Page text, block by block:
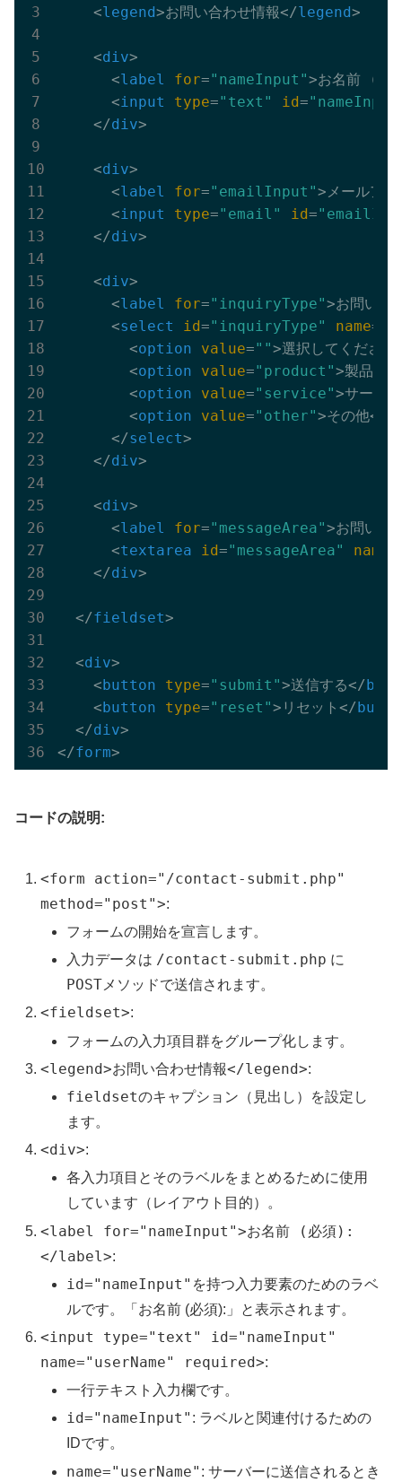
<legend>お問い合わせ情報</legend>
<div>
<label for="nameInput">お名前 (必
<input type="text" id=
</div>
<div>
<label for="emailInput">メールア
<input type="email" id=
</div>
<div>
<label for="inquiryType">お問い合
<select id="inquiryType" name=
<option value="">選択してください
<option value="product">製品に
<option value="service">サービ
<option value="other">その他</
</select>
</div>
<div>
<label for="messageArea">お問い
<textarea id="messageArea" name
</div>
</fieldset>
<div>
< button type="submit">送信する</
< button type="reset"> リセット </
</div>
</form>
コードの説明:
<form action="/contact-submit.php"
method="post">:
フォームの開始を宣言します。
入力データは /contact-submit.php に
POST メソッドで送信されます。
<fieldset>:
フォームの入力項目群をグループ化します。
<legend>お問い合わせ情報</legend>:
fieldsetのキャプション（見出し）を設定し
ます。
<div>:
各入力項目とそのラベルをまとめるために使用
しています（レイアウト目的）。
<label for="nameInput">お名前 (必須):
</label>:
id="nameInput" を持つ入力要素のためのラベ
ルです。「お名前 (必須):」と表示されます。
<input type="text" id="nameInput"
name="userName" required>:
一行テキスト入力欄です。
id="nameInput" : ラベルと関連付けるための
IDです。
name="userName" : サーバーに送信されるとき